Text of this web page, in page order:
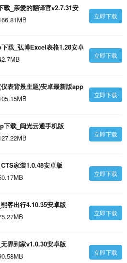
载_亲爱的翻译官v2.7.31安
立即下载
载_弘博Excel表格1.28安卓
立即下载
表背景主题)安卓最新版app
版(仪表背景主题)安卓最新
立即下载
下载_闽光云通手机版
立即下载
家装1.0.48安卓版
立即下载
客出行4.10.35安卓版
立即下载
界到家v1.0.30安卓版
立即下载